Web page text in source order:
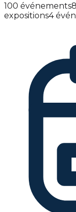
100 événements
expositions4